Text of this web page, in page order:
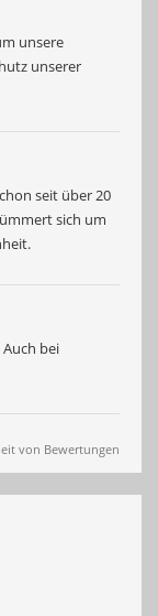
unsere
unserer
seit über 20
sich um
bei
von Bewertungen